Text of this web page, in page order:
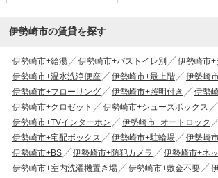
伊勢崎市の賃貸を探す
伊勢崎市+給湯 伊勢崎市+バストイレ別
伊勢崎市+
伊勢崎市+温水洗浄便座
伊勢崎市+最上階
伊勢崎
伊勢崎市+フローリング
伊勢崎市+照明付き
伊勢
伊勢崎市+クロゼット
伊勢崎市+シューズボックス
伊勢崎市+TVインターホン
伊勢崎市+オートロック
伊勢崎市+宅配ボックス
伊勢崎市+駐輪場
伊勢崎
伊勢崎市+BS
伊勢崎市+防犯カメラ
伊勢崎市+ネ
伊勢崎市+室内洗濯機置き場
伊勢崎市+敷金不要